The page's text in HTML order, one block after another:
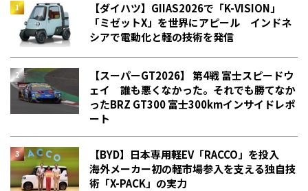
【ダイハツ】GIIAS2026で「K-VISION」
「ミゼットX」を世界にアピール インドネ
シアで電動化と軽の技術を発信
【スーパーGT2026】 第4戦 富士スピードウ
ェイ 誰も悪くなかった。それでも勝てなか
った――BRZ GT300 富士300kmインサイドレポ
ート
【BYD】日本専用軽EV「RACCO」を投入
海外メーカー初の軽市場参入を支える独自技
術「X-PACK」の実力